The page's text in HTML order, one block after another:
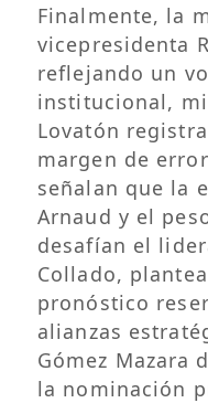
Finalmente, la
vicepresidenta
reflejando un
institucional,
Lovatón
margen de
señalan que la
Arnaud y el
desafían el
Collado,
pronóstico
alianzas
Gómez Mazara
la nominación